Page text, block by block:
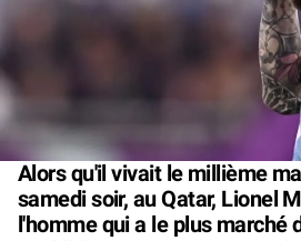
Alors qu'il vivait le millième
samedi soir, au Qatar, Lionel
l'homme qui a le plus marché